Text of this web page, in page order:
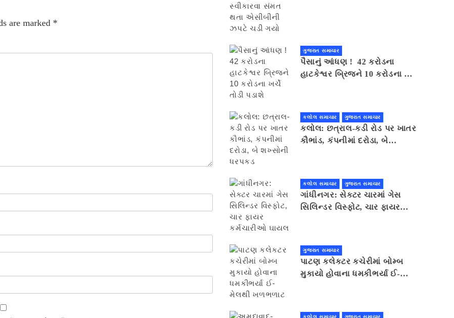
are marked *
ગુજરાત સમાચાર
પૈસાનું આંધણ ! 42 કરોડના
હાટકેશ્વર બ્રિજને 10 કરોડના ખર્ચે
કલોલ સમાચાર ગુજરાત સમાચાર
કલોલ: છત્રાલ-કડી રોડ પર ખાતર
કૌભાંડ, કંપનીમાં દરોડા, બે
કલોલ સમાચાર ગુજરાત સમાચાર
ગાંધીનગર: સેક્ટર ચારમાં ગેસ
સિલિન્ડર વિસ્ફોટ, ચાર ફાયર
ગુજરાત સમાચાર
પાટણ કલેકટર કચેરીમાં બોમ્બ
મુકાયો હોવાના ધમકીભર્યા ઈ-
કલોલ સમાચાર ગુજરાત સમાચાર